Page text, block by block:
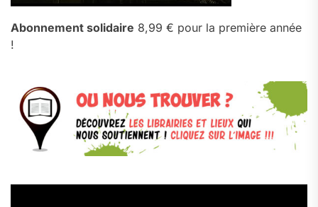
Abonnement solidaire 8,99 € pour la première année
!